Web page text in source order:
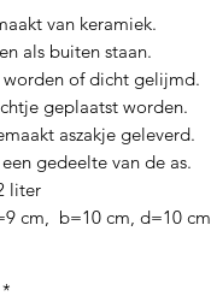
van keramiek.
als buiten staan.
of dicht gelijmd.
geplaatst worden.
aszakje geleverd.
gedeelte van de as.
liter
cm, b=10 cm, d=10 cm
*